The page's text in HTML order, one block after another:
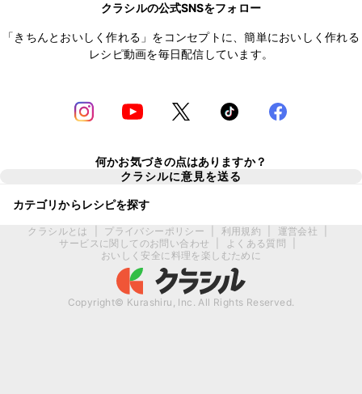
クラシルの公式SNSをフォロー
「きちんとおいしく作れる」をコンセプトに、簡単においしく作れる
レシピ動画を毎日配信しています。
何かお気づきの点はありますか？
クラシルに意見を送る
カテゴリからレシピを探す
クラシルとは プライバシーポリシー 利用規約 運営会社
サービスに関してのお問い合わせ
よくある質問
おいしく安全に料理を楽しむために
Copyright© Kurashiru, Inc. All Rights Reserved.